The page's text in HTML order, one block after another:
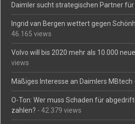
Daimler sucht strategischen Partner für
Ingrid van Bergen wettert gegen
46.165 views
Volvo will bis 2020 mehr als 10.000
views
Mäßiges Interesse an Daimlers MBtech
O-Ton: Wer muss Schaden für
zahlen? - 42.379 views